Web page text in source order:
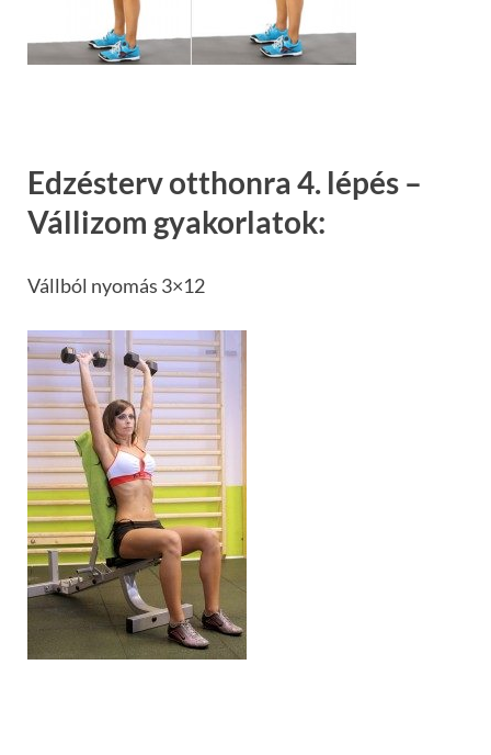
Edzésterv otthonra 4. lépés –
Vállizom gyakorlatok:
Vállból nyomás 3×12